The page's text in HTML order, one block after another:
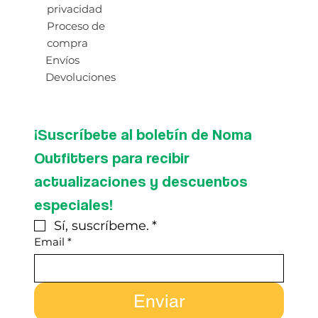
privacidad
Proceso de
compra
Envíos
Devoluciones
¡Suscríbete al boletín de Noma
Outfitters para recibir
actualizaciones y descuentos
especiales!
Sí, suscríbeme. *
Email *
Enviar